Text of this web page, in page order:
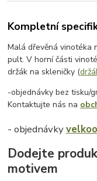
Kompletní
Malá dřevěná vinotéka
pult. V horní části
držák na skleničky (
-objednávky bez tisku/
Kontaktujte nás na
- objednávky
Dodejte
motivem